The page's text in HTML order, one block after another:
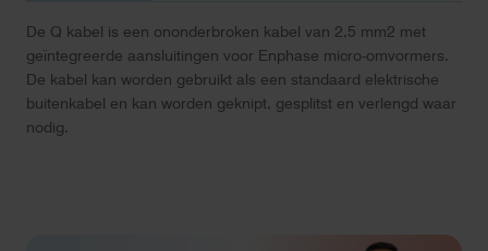
De Q kabel is een ononderbroken kabel van 2,5 mm2 met
geïntegreerde aansluitingen voor Enphase micro-omvormers.
De kabel kan worden gebruikt als een standaard elektrische
buitenkabel en kan worden geknipt, gesplitst en verlengd waar
nodig.